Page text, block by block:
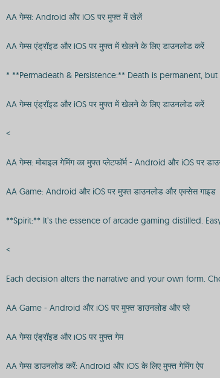
AA गेम्स: Android और iOS पर मुफ्त में खेलें
AA गेम्स एंड्रॉइड और iOS पर मुफ्त में खेलने के लिए डाउनलोड करें
* **Permadeath & Persistence:** Death is permanent,
AA गेम्स एंड्रॉइड और iOS पर मुफ्त में खेलने के लिए डाउनलोड करें
<
AA गेम्स: मोबाइल गेमिंग का मुफ्त प्लेटफॉर्म - Android और iOS पर
AA Game: Android और iOS पर मुफ्त डाउनलोड और एक्सेस गाइड
**Spirit:** It’s the essence of arcade gaming distilled.
<
Each decision alters the narrative and your own form.
AA Game - Android और iOS पर मुफ्त डाउनलोड और प्ले
AA गेम्स एंड्रॉइड और iOS पर मुफ्त गेम
AA गेम्स डाउनलोड करें: Android और iOS के लिए मुफ्त गेमिंग ऐप